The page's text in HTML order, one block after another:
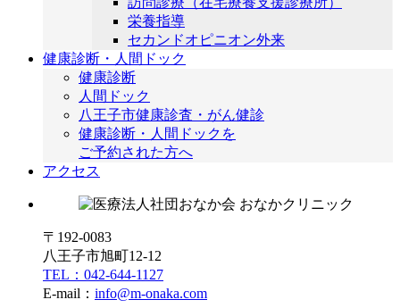
栄養指導
セカンドオピニオン外来
健康診断・人間ドック
健康診断
人間ドック
八王子市健康診査・がん健診
健康診断・人間ドックを
ご予約された方へ
アクセス
〒192-0083
八王子市旭町12-12
TEL：042-644-1127
E-mail： info@m-onaka.com